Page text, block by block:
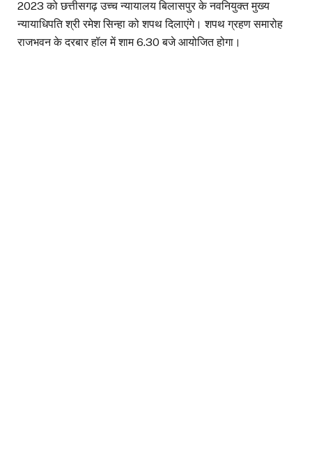
2023 को छत्तीसगढ़ उच्च न्यायालय बिलासपुर के नवनियुक्त मुख्य
न्यायाधिपति श्री रमेश सिन्हा को शपथ दिलाएंगे। शपथ ग्रहण समारोह
राजभवन के दरबार हॉल में शाम 6.30 बजे आयोजित होगा।